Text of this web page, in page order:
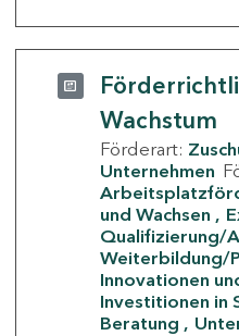
Wachstum
Förderart:
Unternehmen
und Wachsen
Qualifizierung/
Weiterbildung/
Innovationen
Investitionen in
Beratung